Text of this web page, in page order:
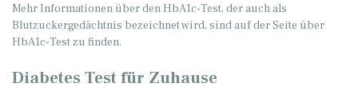
Mehr Informationen über den HbA1c-Test, der auch als
Blutzuckergedächtnis bezeichnet wird, sind auf der Seite über
HbA1c-Test zu finden.
Diabetes Test für Zuhause